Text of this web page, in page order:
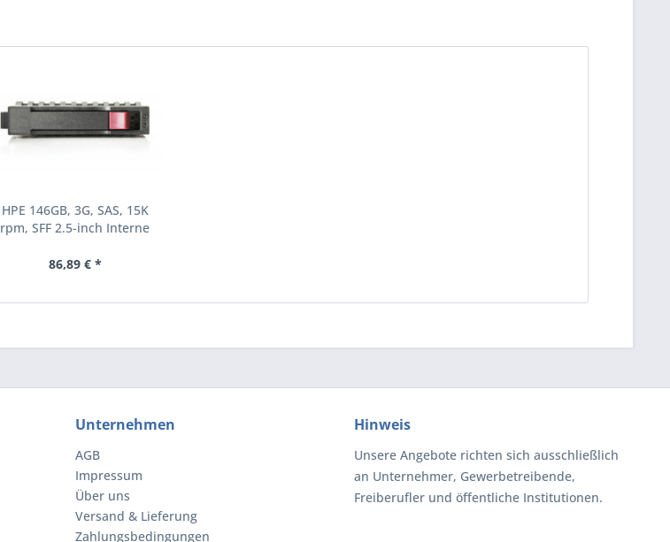
HPE 146GB, 3G, SAS, 15K
rpm, SFF 2.5-inch Interne
(504062-B21)
86,89 € *
Unternehmen
AGB
Impressum
Über uns
Versand & Lieferung
Zahlungsbedingungen
Hinweis
Unsere Angebote richten sich ausschließlich
an Unternehmer, Gewerbetreibende,
Freiberufler und öffentliche Institutionen.